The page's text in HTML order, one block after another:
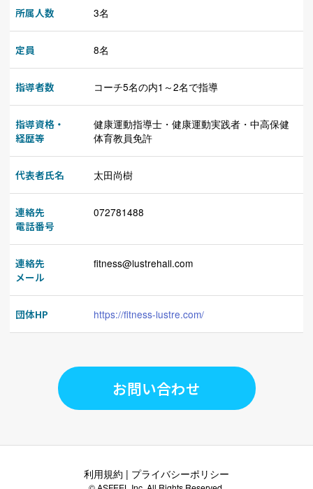
所属人数 3名
定員 8名
指導者数 コーチ5名の内1～2名で指導
指導資格・
経歴等
健康運動指導士・健康運動実践者・中高保健
体育教員免許
代表者氏名 太田尚樹
連絡先
電話番号
072781488
連絡先
メール
fitness@lustrehall.com
団体HP https://fitness-lustre.com/
お問い合わせ
利用規約 | プライバシーポリシー